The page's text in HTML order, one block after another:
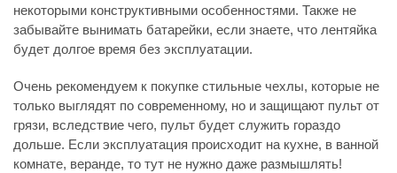
некоторыми конструктивными особенностями. Также не
забывайте вынимать батарейки, если знаете, что лентяйка
будет долгое время без эксплуатации.
Очень рекомендуем к покупке стильные чехлы, которые не
только выглядят по современному, но и защищают пульт от
грязи, вследствие чего, пульт будет служить гораздо
дольше. Если эксплуатация происходит на кухне, в ванной
комнате, веранде, то тут не нужно даже размышлять!